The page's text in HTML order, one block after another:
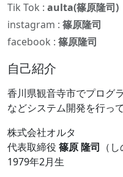
Tik Tok : aulta(篠原隆司)
instagram : 篠原隆司
facebook : 篠原隆司
自己紹介
香川県観音寺市でプログ
などシステム開発を行って
株式会社オルタ
代表取締役 篠原 隆司 （
1979年2月生